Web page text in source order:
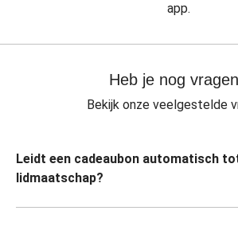
app.
Heb je nog
Bekijk onze veelgestelde
Leidt een cadeaubon automatisch
lidmaatschap?